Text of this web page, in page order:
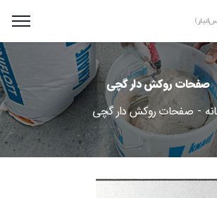
صفحات روکش دار گچی
صفحات روکش دار گچی